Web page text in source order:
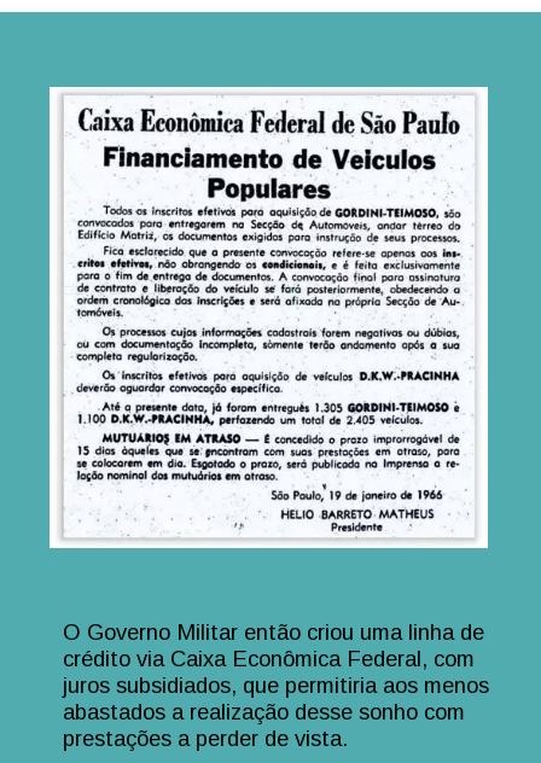
O Governo Militar então criou uma linha de
crédito via Caixa Econômica Federal, com
juros subsidiados, que permitiria aos menos
abastados a realização desse sonho com
prestações a perder de vista.